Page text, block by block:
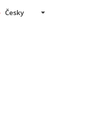
Česky